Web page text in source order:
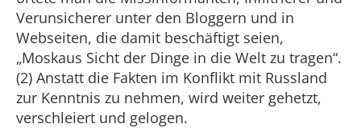
Verunsicherer unter den Bloggern und in
Webseiten, die damit beschäftigt seien,
„Moskaus Sicht der Dinge in die Welt zu tragen“.
(2) Anstatt die Fakten im Konflikt mit Russland
zur Kenntnis zu nehmen, wird weiter gehetzt,
verschleiert und gelogen.